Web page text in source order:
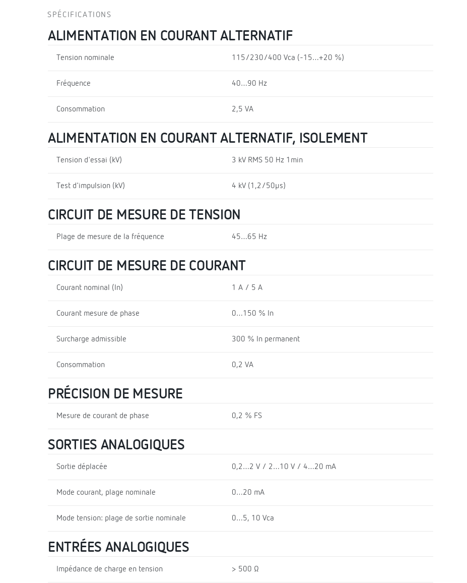
SPÉCIFICATIONS
ALIMENTATION EN COURANT ALTERNATIF
Tension nominale 115/230/400 Vca (-15…+20 %)
Fréquence 40…90 Hz
Consommation 2,5 VA
ALIMENTATION EN COURANT ALTERNATIF, ISOLEMENT
Tension d'essai (kV) 3 kV RMS 50 Hz 1min
Test d'impulsion (kV) 4 kV (1,2/50µs)
CIRCUIT DE MESURE DE TENSION
Plage de mesure de la fréquence 45…65 Hz
CIRCUIT DE MESURE DE COURANT
Courant nominal (In) 1 A / 5 A
Courant mesure de phase 0…150 % In
Surcharge admissible 300 % In permanent
Consommation 0,2 VA
PRÉCISION DE MESURE
Mesure de courant de phase 0,2 % FS
SORTIES ANALOGIQUES
Sortie déplacée 0,2…2 V / 2…10 V / 4…20 mA
Mode courant, plage nominale 0…20 mA
Mode tension: plage de sortie nominale 0…5, 10 Vca
ENTRÉES ANALOGIQUES
Impédance de charge en tension > 500 Ω